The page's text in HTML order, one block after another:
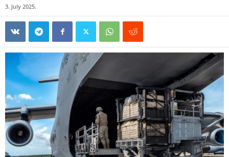
3. July 2025.